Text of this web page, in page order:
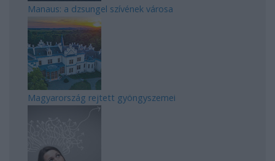
Manaus: a dzsungel szívének városa
Magyarország rejtett gyöngyszemei